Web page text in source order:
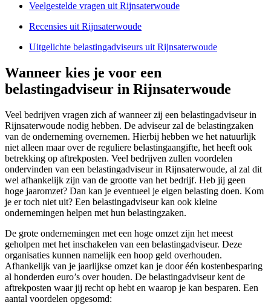
Veelgestelde vragen uit Rijnsaterwoude
Recensies uit Rijnsaterwoude
Uitgelichte belastingadviseurs uit Rijnsaterwoude
Wanneer kies je voor een
belastingadviseur in Rijnsaterwoude
Veel bedrijven vragen zich af wanneer zij een belastingadviseur in
Rijnsaterwoude nodig hebben. De adviseur zal de belastingzaken
van de onderneming overnemen. Hierbij hebben we het natuurlijk
niet alleen maar over de reguliere belastingaangifte, het heeft ook
betrekking op aftrekposten. Veel bedrijven zullen voordelen
ondervinden van een belastingadviseur in Rijnsaterwoude, al zal dit
wel afhankelijk zijn van de grootte van het bedrijf. Heb jij geen
hoge jaaromzet? Dan kan je eventueel je eigen belasting doen. Kom
je er toch niet uit? Een belastingadviseur kan ook kleine
ondernemingen helpen met hun belastingzaken.
De grote ondernemingen met een hoge omzet zijn het meest
geholpen met het inschakelen van een belastingadviseur. Deze
organisaties kunnen namelijk een hoop geld overhouden.
Afhankelijk van je jaarlijkse omzet kan je door één kostenbesparing
al honderden euro’s over houden. De belastingadviseur kent de
aftrekposten waar jij recht op hebt en waarop je kan besparen. Een
aantal voordelen opgesomd: